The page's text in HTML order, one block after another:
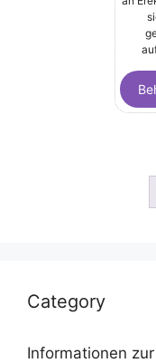
Category
Informationen